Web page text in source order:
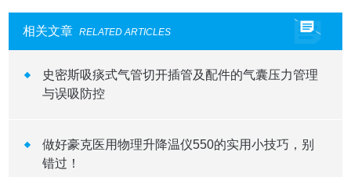
相关文章 RELATED ARTICLES
史密斯吸痰式气管切开插管及配件的气囊压力管理
与误吸防控
做好豪克医用物理升降温仪550的实用小技巧，别
错过！